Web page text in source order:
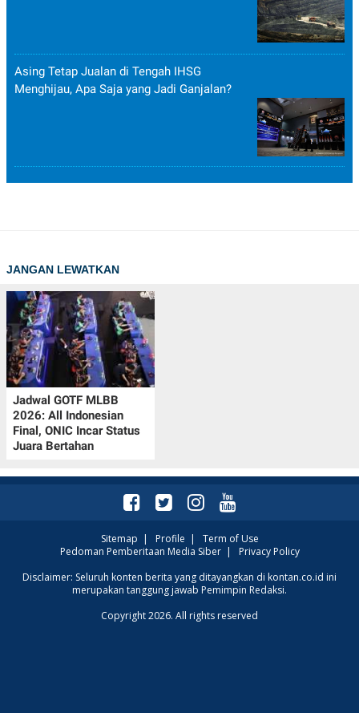
Asing Tetap Jualan di Tengah IHSG
Menghijau, Apa Saja yang Jadi Ganjalan?
JANGAN LEWATKAN
Jadwal GOTF MLBB
2026: All Indonesian
Final, ONIC Incar Status
Juara Bertahan
Sitemap | Profile | Term of Use
Pedoman Pemberitaan Media Siber| Privacy Policy
Disclaimer: Seluruh konten berita yang ditayangkan di kontan.co.id ini
merupakan tanggung jawab Pemimpin Redaksi.
Copyright 2026. All rights reserved